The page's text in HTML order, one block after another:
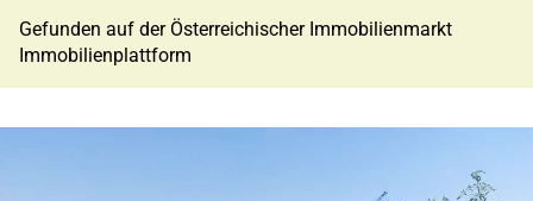
Gefunden auf der Österreichischer Immobilienmarkt
Immobilienplattform